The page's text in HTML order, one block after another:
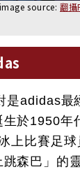
image source: 翻攝
是adidas最
生於1950年
上比賽足
跳森巴」的